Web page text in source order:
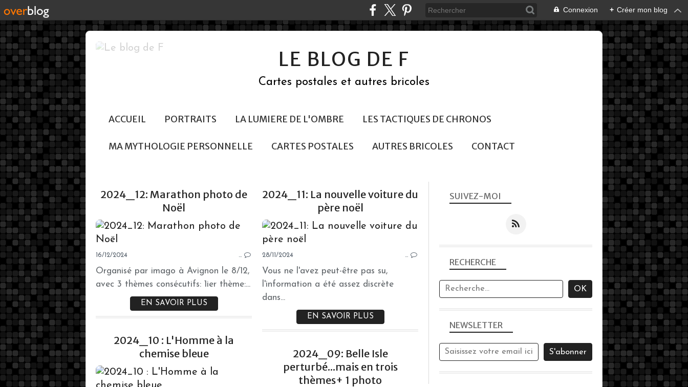
Connexion + Créer mon blog
LE BLOG DE F
Cartes postales et autres bricoles
ACCUEIL PORTRAITS LA LUMIERE DE L'OMBRE LES TACTIQUES DE CHRONOS
MA MYTHOLOGIE PERSONNELLE CARTES POSTALES AUTRES BRICOLES CONTACT
2024_12: Marathon photo de
Noël
PHOTOS
16/12/2024 …
Organisé par imago à Avignon le 8/12,
avec 3 thèmes consécutifs: 1ier thème:...
EN SAVOIR PLUS
2024_11: La nouvelle voiture du
père noël
28/11/2024 …
Vous ne l'avez peut-être pas su,
l'information a été assez discrète
dans...
EN SAVOIR PLUS
2024_10 : L'Homme à la
chemise bleue
CRÉATION
2024_09: Belle Isle
perturbé...mais en trois
thèmes+ 1 photo
NEWSLETTER
SUIVEZ-MOI
RECHERCHE